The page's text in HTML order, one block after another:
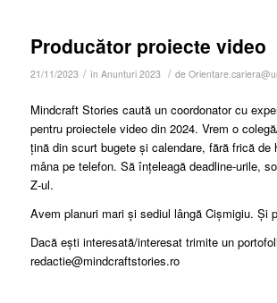
Producător proiecte video
21/11/2023 / în Anunturi 2023 / de
Mindcraft Stories caută un coordonator cu
pentru proiectele video din 2024. Vrem o
țină din scurt bugete și calendare, fără frică de
mâna pe telefon. Să înțeleagă deadline-urile,
Z-ul.
Avem planuri mari și sediul lângă Cișmigiu. Și
Dacă ești interesată/interesat trimite un
redactie@mindcraftstories.ro